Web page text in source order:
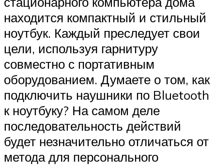
находится компактный и стильный
ноутбук. Каждый преследует свои
цели, используя гарнитуру
совместно с портативным
оборудованием. Думаете о том, как
подключить наушники по Bluetooth
к ноутбуку? На самом деле
последовательность действий
будет незначительно отличаться от
метода для персонального